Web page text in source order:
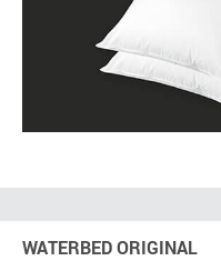
WATERBED ORIGINAL